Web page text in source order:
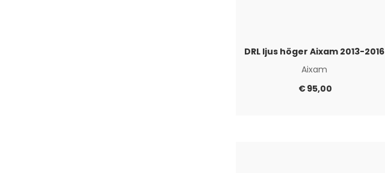
DRL ljus höger Aixam 2013-2016
Aixam
€95,00